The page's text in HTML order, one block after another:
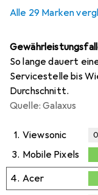
Alle 29 Marken
So lange dauert
Servicestelle bis
Durchschnitt.
Quelle: Galaxus
1. Viewsonic 0
3. Mobile Pixels
2
4. Acer